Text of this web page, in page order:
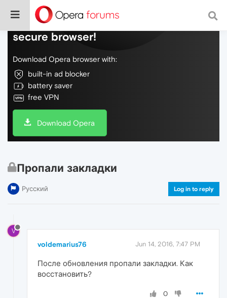
Do more on the web, with a fast and
secure browser!
Download Opera browser with:
built-in ad blocker
battery saver
free VPN
Download Opera
Пропали закладки
Русский Log in to reply
V
voldemarius76 Jun 14, 2016, 7:47 PM
После обновления пропали закладки. Как
восстановить?
0